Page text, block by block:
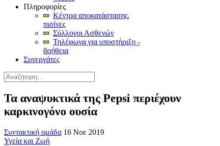
Πληροφορίες
Κέντρα αποκατάστασης,
πισίνες
Σύλλογοι Ασθενών
Τηλέφωνα για υποστήριξη -
βοήθεια
Συνεργάτες
Τα αναψυκτικά της Pepsi περιέχουν
καρκινογόνο ουσία
Συντακτική ομάδα 16 Νοε 2019
Υγεία και Ζωή